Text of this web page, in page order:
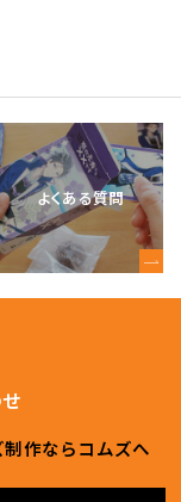
よくある質問
作ならコムズへ